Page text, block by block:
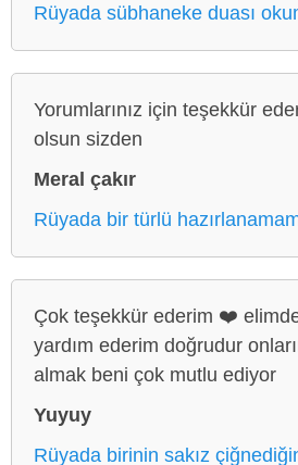
Rüyada sübhaneke duası
Yorumlarınız için teşekkür
olsun sizden
Meral çakır
Rüyada bir türlü
Çok teşekkür ederim ❤️
yardım ederim doğrudur
almak beni çok mutlu ediyor
Yuyuy
Rüyada birinin sakız